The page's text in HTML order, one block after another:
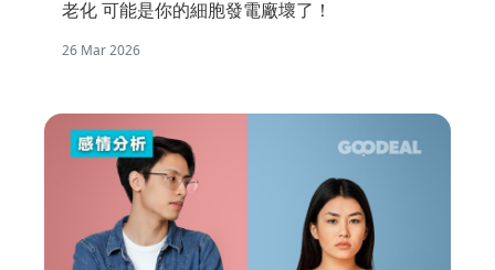
老化 可能是你的細胞發電廠壞了！
26 Mar 2026